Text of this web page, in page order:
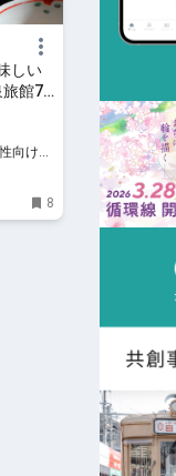
しい
旅館7
向け旅
8